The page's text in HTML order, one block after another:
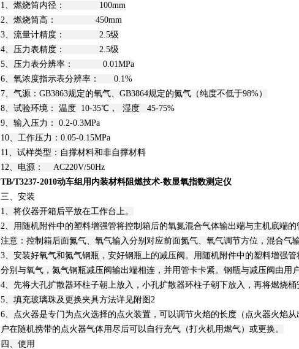
1、燃烧筒内径： 100mm
2、燃烧筒高： 450mm
3、流量计精度： 2.5级
4、压力表精度： 2.5级
5、压力表分辨率： 0.01MPa
6、氧浓度指示表分辨率： 0.1%
7、气源：GB3863规定的氧气、GB3864规定的氮气（纯度不低于98%）
8、试验环境： 温度 10-35℃， 湿度 45-75%
9、输入压力： 0.2-0.3MPa
10、工作压力：0.05-0.15MPa
11、试样类型：自撑材料和非自撑材料
12、电源： AC220V/50Hz
TB/T3237-2010动车组用内装材料阻燃技术-数显氧指数测定仪
三、安装
1、将仪器开箱后平放在工作台上。
2、用随机附件中的塑料增强管将控制箱后的氧氮混合气体输出端与主机底端的
注意：控制箱后面氮气、氧气输入分别对应前面氮气、氧气调节方位，混合气
3、安装好氧气和氮气钢瓶，安好钢瓶上的减压阀。用随机附件中的塑料增强
分别与氧气，氮气钢瓶减压阀输出端相连，并用管卡卡紧。钢瓶与减压阀由用户
4、先将大孔扩散器环柱子朝上放入，小孔扩散器环柱子朝下放入，再将燃烧桶
5、填充玻璃珠及更换夹具方法详见附图2
6、点火器是专门为点火选择的点火装置，可以调节火焰的长度（点火器火焰从
户在随机携带的点火器气体用尽后可以自行充气（打火机用燃气）或更换。
四、使用